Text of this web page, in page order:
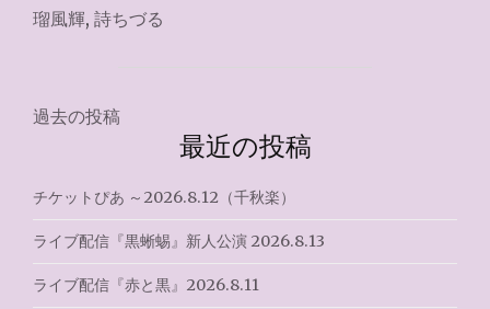
サ
ビ
ス
2026.8.8（兵
庫）"
瑠風輝, 詩ちづる
投
ナ
ビ
ゲ
過去の投稿
最近の投稿
チケットぴあ ～2026.8.12（千秋楽）
ライブ配信『黒蜥蜴』新人公演 2026.8.13
ライブ配信『赤と黒』2026.8.11